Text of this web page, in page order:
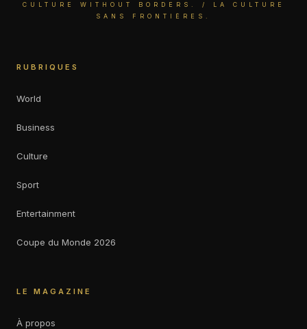
CULTURE WITHOUT BORDERS. / LA CULTURE
SANS FRONTIÈRES.
RUBRIQUES
World
Business
Culture
Sport
Entertainment
Coupe du Monde 2026
LE MAGAZINE
À propos